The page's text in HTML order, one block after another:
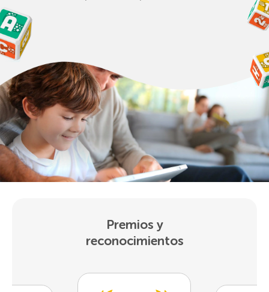
Premios y
reconocimientos